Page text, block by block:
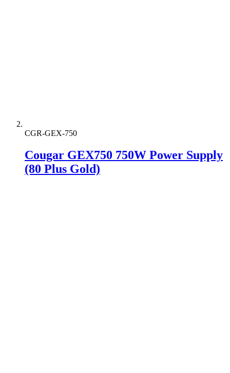
CGR-GEX-750
Cougar GEX750 750W Power Supply
(80 Plus Gold)